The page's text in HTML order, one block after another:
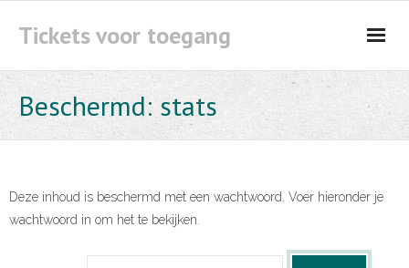
Tickets voor toegang
Beschermd: stats
Deze inhoud is beschermd met een wachtwoord. Voer hieronder je
wachtwoord in om het te bekijken.